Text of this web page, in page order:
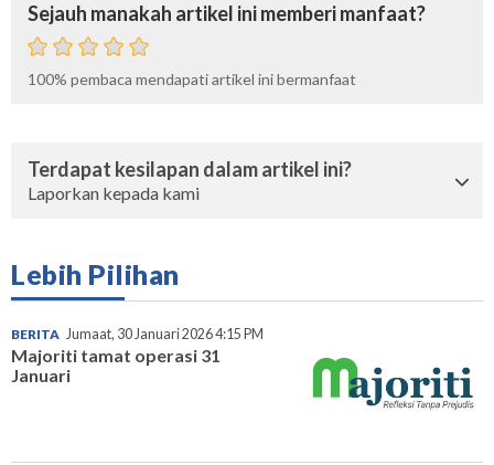
Sejauh manakah artikel ini memberi manfaat?
100% pembaca mendapati artikel ini bermanfaat
Terdapat kesilapan dalam artikel ini?
Laporkan kepada kami
Lebih Pilihan
BERITA Jumaat, 30 Januari 2026 4:15 PM
Majoriti tamat operasi 31
Januari